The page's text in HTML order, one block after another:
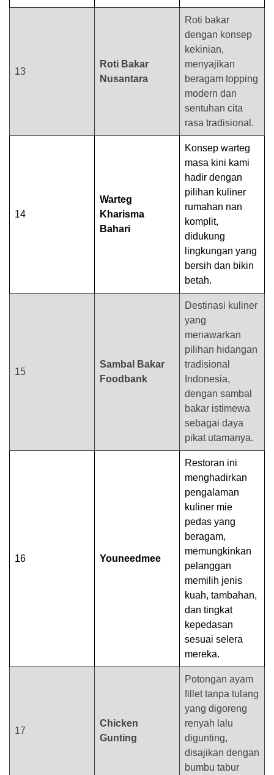
13
Roti Bakar
Nusantara
Roti bakar
dengan konsep
kekinian,
menyajikan
beragam topping
modern dan
sentuhan cita
rasa tradisional.
14
Warteg
Kharisma
Bahari
Konsep warteg
masa kini kami
hadir dengan
pilihan kuliner
rumahan nan
komplit,
didukung
lingkungan yang
bersih dan bikin
betah.
15
Sambal Bakar
Foodbank
Destinasi kuliner
yang
menawarkan
pilihan hidangan
tradisional
Indonesia,
dengan sambal
bakar istimewa
sebagai daya
pikat utamanya.
16 Youneedmee
Restoran ini
menghadirkan
pengalaman
kuliner mie
pedas yang
beragam,
memungkinkan
pelanggan
memilih jenis
kuah, tambahan,
dan tingkat
kepedasan
sesuai selera
mereka.
17
Chicken
Gunting
Potongan ayam
fillet tanpa tulang
yang digoreng
renyah lalu
digunting,
disajikan dengan
bumbu tabur